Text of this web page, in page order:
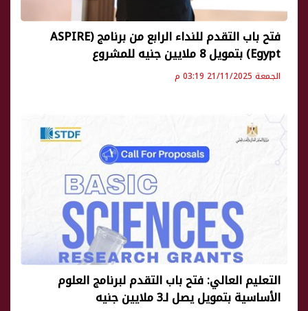
فتح باب التقدم للنداء الرابع من برنامج (ASPIRE
Egypt) بتمويل 8 ملايين جنيه للمشروع
الجمعة 21/11/2025 03:19 م
التعليم العالي: فتح باب التقدم لبرنامج العلوم
الأساسية بتمويل يصل لـ3 ملايين جنيه